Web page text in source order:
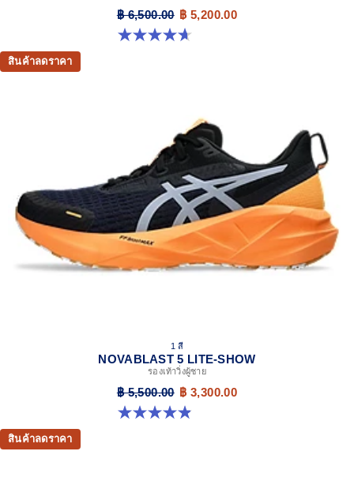
฿ 6,500.00 ฿ 5,200.00
4.7 จาก 5 ดาว 24 รีวิว
สินค้าลดราคา
1 สี
NOVABLAST 5 LITE-SHOW
รองเท้าวิ่งผู้ชาย
฿ 5,500.00 ฿ 3,300.00
4.9 จาก 5 ดาว 39 รีวิว
สินค้าลดราคา